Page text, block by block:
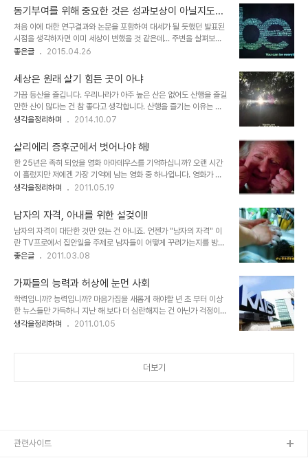
한나도 없는..
편으론 대단한 약속인양.. 매일 이어가는 하루 하나의 포스팅이 스스로
를 얽매이게 하는 건 아닌가 되돌아 보게 만들기도 합니다. 얽매이는
것에 의해 제대로 쓰지도 못하면서 괜한 마음에 부담감만 갖는 건 아닌
가 싶어서 말이죠. 글로 배설을 하고 있는 건지 모르겠다는... Orz 암
튼, 생각이 날 때마다 트렐로(Trello)에 메모해 두고 그렇게 쌓여가는
두다가는 ..
동기부여를 위해 중요한 것은 성과보상이 아닐지도...
처음 이에 대한 연구결과와 논문을 포함하여 대세가 될 듯했던 발표된
시점을 생각하자면 이미 세상이 변했을 것 같은데... 주변을 살펴보면
그렇지가 않습니다. 물론 전체적으로 세상이 변화하고 있다는 건 주지
있는 것 역시 그 일환의 하나라고 할 수 있으니까요. 오늘 대학교 3년
을 다니다 휴학을 하고 취업을 준비하는 조카와 잠시 이야기 나눴고,
얼마 전에는 대학교 학과 동아리 노래모임 선후배 MT에 잠시 참여하
여 후배들의 생각을 나눌 기회가 있었는데요... 젊은 -사실 제가 젊죠..
그 아이들이 어린 거고.. ㅋㅋ- 공통적인 생각들이 저를 혼란스럽게 만
서... 그들의 공통적인 것..
좋은글 2015.04.26
세상은 원래 살기 힘든 곳이 아냐
가끔 등산을 즐깁니다. 우리나라가 아주 높은 산은 없어도 산행을 즐길
만한 산이 많다는 건 참 좋다고 생각합니다. 산행을 즐기는 이유는 잡
념을 떨치고 좋은 생각을 담는 시간이 되기 때문입니다. 잘 산다는 생
얽매임을 부인하지 못한다는게 함정이죠. 지난 일요일 오후 산행을 하
면서 가을을 맞이한 풍경들을 보다가 사진도 찍으며 좋은 생각들을 머
리에 담는 과정에서 문득 "세상은 원래 살기 힘든 곳이 아냐"라는 문구
가 떠올랐습니다. 생각해 보면 정말 그렇습니다. 세상은 풍요롭고... 돌
아보면 아름답지 않은 것이 없습니다. 이를 거스르는 일부 욕심많은 인
에 참여했던 분들의 생각..
생각을정리하며 2014.10.07
살리에리 증후군에서 벗어나야 해!
한 25년은 족히 되었을 영화 아마데우스를 기억하십니까? 오랜 시간
이 흘렀지만 저에겐 가장 기억에 남는 영화 중 하나입니다. 영화가 부
여한 의미들이 적지 않기도 하지만, 그 영화가 진한 느낌으로 기억에
각하게 했기 때문입니다. 뭐~ 물론 재밌는 요소들도 무시할 수 없죠.
영화 아마데우스는 모짜르트를 중심으로 이야기 되지만 영화에서 말
하고자 했던 건 모짜르트의 이야기만이 아니었다는 점도 이 영화를 기
억 하게 한 중요한 요소입니다. 천재 모짜르트가 아닌, 살리에리라는
보편적 인간의 모습을 통해 이야기 되었다는 것. 특히 영화가 시작되는
호소하는 절규의 음성이 음산한 겨울 밤..
생각을정리하며 2011.05.19
남자의 자격, 아내를 위한 설겆이!!
남자의 자격이 대단한 것만 있는 건 아니죠. 언젠가 "남자의 자격" 이
란 TV프로에서 집안일을 주제로 남자들이 어떻게 꾸려가는지를 방영
한 적이 있습니다. 그 방송 끝 무렵, 직접 집안일을 해본 후 정말 힘들
를 위해 집안일을 도와주는 것도 남자가 지녀야 할 자격 중 하나라고...
근데, 요즘 그 말이 적잖이 와 닿습니다. 들리는 바에 의하면 맞벌이하
는 경우도 대부분 집안일은 여자가 맡는다고 합니다. 물론 예전에 비하
면 많이 변했다고는 하지만, 아직은 좀 그런 것 같습니다. 그런데, 아이
러니하게도 결혼 전 대부분 남자들은 무엇이든 다 잘해줄 것처럼 예비
좋은글 2011.03.08
가짜들의 능력과 허상에 눈먼 사회
학력입니까? 능력입니까? 마음가짐을 새롭게 해야할 년 초 부터 이상
한 뉴스들만 가득하니 지난 해 보다 더 심란해지는 건 아닌가 걱정이
앞섭니다. 그 중 10년간 학력 위조를 했다는 내용이 눈에 띄는데, 그
ICU(정보통신대학)와 통합된 이후 조교수 및 부교수를 포함 총 576
생각을정리하며 2011.01.05
더보기
관련사이트